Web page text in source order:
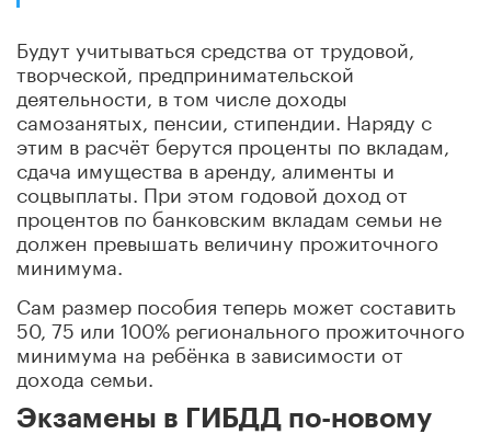
Будут учитываться средства от трудовой,
творческой, предпринимательской
деятельности, в том числе доходы
самозанятых, пенсии, стипендии. Наряду с
этим в расчёт берутся проценты по вкладам,
сдача имущества в аренду, алименты и
соцвыплаты. При этом годовой доход от
процентов по банковским вкладам семьи не
должен превышать величину прожиточного
минимума.
Сам размер пособия теперь может составить
50, 75 или 100% регионального прожиточного
минимума на ребёнка в зависимости от
дохода семьи.
Экзамены в ГИБДД по-новому